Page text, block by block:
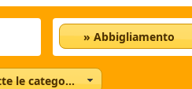
» Abbigliamento
Tutte le categorie